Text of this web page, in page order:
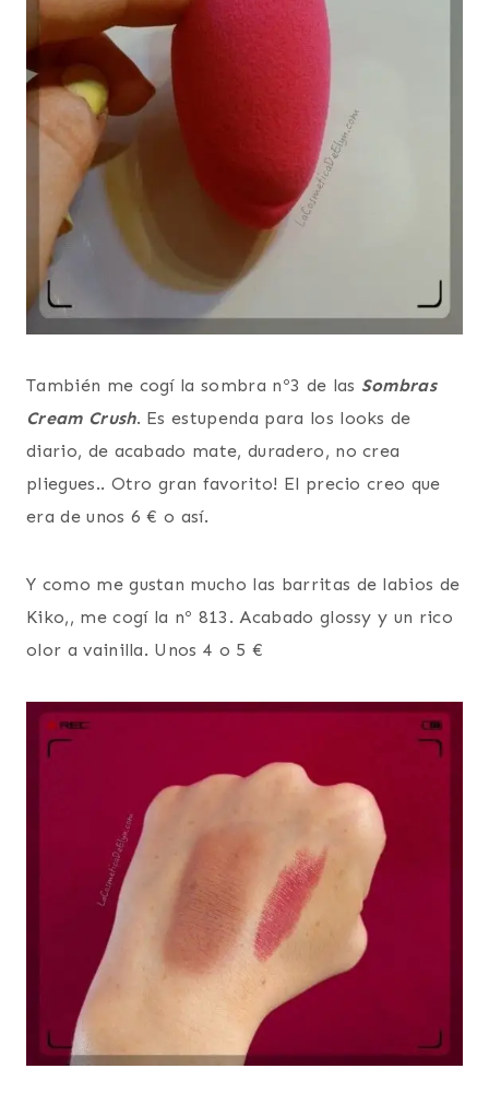
También me cogí la sombra nº3 de las Sombras
Cream Crush. Es estupenda para los looks de
diario, de acabado mate, duradero, no crea
pliegues.. Otro gran favorito! El precio creo que
era de unos 6 € o así.
Y como me gustan mucho las barritas de labios de
Kiko,, me cogí la nº 813. Acabado glossy y un rico
olor a vainilla. Unos 4 o 5 €